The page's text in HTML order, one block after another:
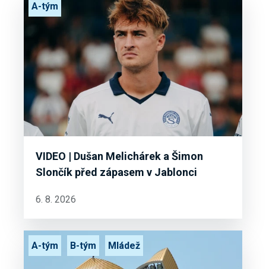
VIDEO | Dušan Melichárek a Šimon
Slončík před zápasem v Jablonci
A-tým
6. 8. 2026
A-tým B-tým Mládež